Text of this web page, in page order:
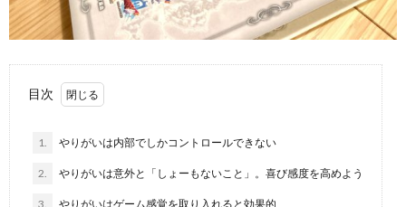
目次
1. やりがいは内部でしかコントロールできない
2. やりがいは意外と「しょーもないこと」。喜び感度を高めよう
3. やりがいはゲーム感覚を取り入れると効果的